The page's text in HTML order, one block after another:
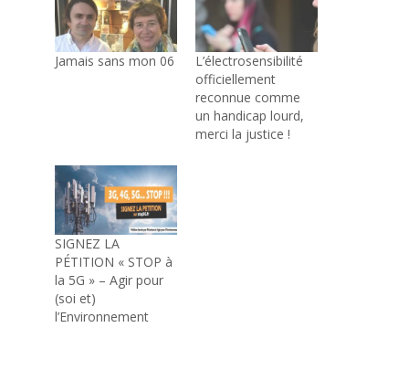
Jamais sans mon 06
L’électrosensibilité
officiellement
reconnue comme
un handicap lourd,
merci la justice !
SIGNEZ LA
PÉTITION « STOP à
la 5G » – Agir pour
(soi et)
l’Environnement